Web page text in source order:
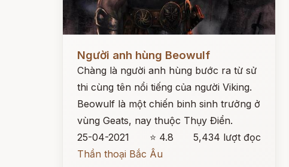
Người anh hùng Beowulf
Chàng là người anh hùng bước ra từ sử
thi cùng tên nổi tiếng của người Viking.
Beowulf là một chiến binh sinh trưởng ở
vùng Geats, nay thuộc Thụy Điển.
25-04-2021
⭐ 4.8
5,434 lượt đọc
Thần thoại Bắc Âu